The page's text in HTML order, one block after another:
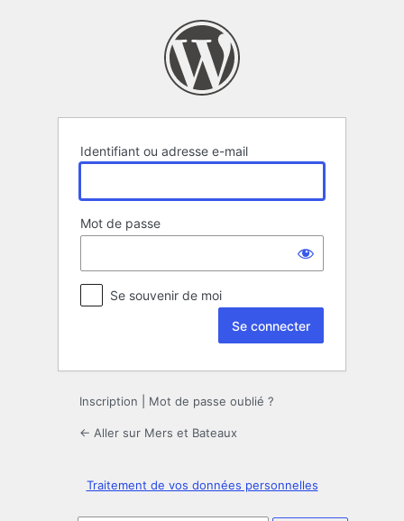
Identifiant ou adresse e-mail
Mot de passe
Se souvenir de moi
Inscription Mot de passe oublié ?
← Aller sur Mers et Bateaux
Traitement de vos données personnelles